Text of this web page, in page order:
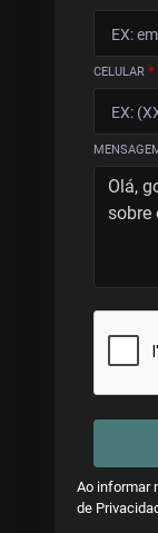
CELULAR *
Ao informar
de